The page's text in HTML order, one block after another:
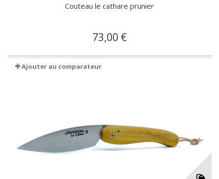
Couteau le cathare prunier
73,00 €
Ajouter au comparateur